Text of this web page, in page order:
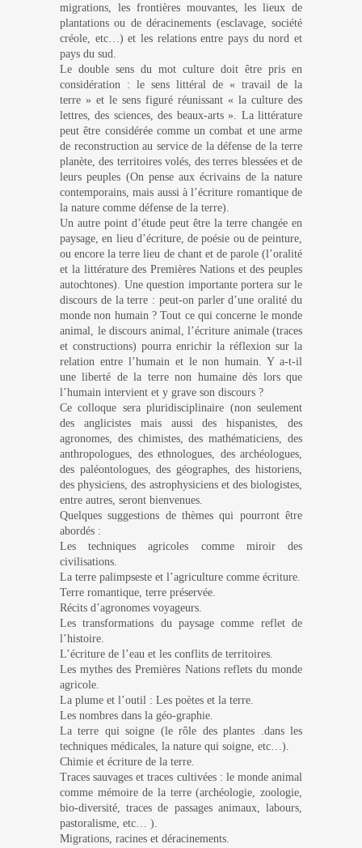
migrations, les frontières mouvantes, les lieux de
plantations ou de déracinements (esclavage, société
créole, etc…)et les relations entre pays du nord et
pays du sud.
Le double sens du mot culture doit être pris en
considération : le sens littéral de « travail de la
terre » et le sens figuré réunissant « la culture des
lettres, des sciences, des beaux-arts ». La littérature
peut être considérée comme un combat et une arme
de reconstruction au service de la défense de la terre
planète, des territoires volés, des terres blessées et de
leurs peuples (On pense aux écrivains de la nature
contemporains, mais aussi à l’écriture romantique de
la nature comme défense de la terre).
Un autre point d’étude peut être la terre changée en
paysage, en lieu d’écriture, de poésie ou de peinture,
ou encore la terre lieu de chant et de parole (l’oralité
et la littérature des Premières Nations et des peuples
autochtones). Une question importante portera sur le
discours de la terre : peut-on parler d’une oralité du
monde non humain ? Tout ce qui concerne le monde
animal, le discours animal, l’écriture animale (traces
et constructions) pourra enrichir la réflexion sur la
relation entre l’humain et le non humain. Y a-t-il
une liberté de la terre non humaine dès lors que
l’humain intervient et y grave son discours ?
Ce colloque sera pluridisciplinaire (non seulement
des anglicistes mais aussi des hispanistes, des
agronomes, des chimistes, des mathématiciens, des
anthropologues, des ethnologues, des archéologues,
des paléontologues, des géographes, des historiens,
des physiciens, des astrophysiciens et des biologistes,
entre autres, seront bienvenues.
Quelques suggestions de thèmes qui pourront être
abordés :
Les techniques agricoles comme miroir des
civilisations.
La terre palimpseste et l’agriculture comme écriture.
Terre romantique, terre préservée.
Récits d’agronomes voyageurs.
Les transformations du paysage comme reflet de
l’histoire.
L’écriture de l’eau et les conflits de territoires.
Les mythes des Premières Nations reflets du monde
agricole.
La plume et l’outil : Les poètes et la terre.
Les nombres dans la géo-graphie.
La terre qui soigne (le rôle des plantes .dans les
techniques médicales, la nature qui soigne, etc…).
Chimie et écriture de la terre.
Traces sauvages et traces cultivées : le monde animal
comme mémoire de la terre (archéologie, zoologie,
bio-diversité, traces de passages animaux, labours,
pastoralisme, etc… ).
Migrations, racines et déracinements.